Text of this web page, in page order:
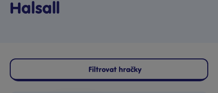
Halsall
Filtrovat hračky